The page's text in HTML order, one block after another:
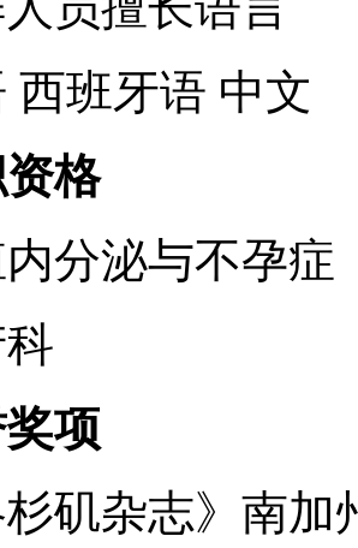
班牙语 中文
格
泌与不孕症
项
杂志》南加